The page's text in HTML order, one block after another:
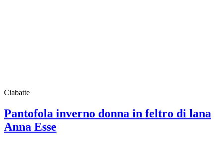
Ciabatte
Pantofola inverno donna in feltro di lana
Anna Esse